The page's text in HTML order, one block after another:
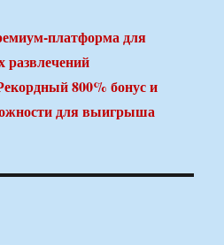
платформа для
развлечений
800% бонус и
для выигрыша